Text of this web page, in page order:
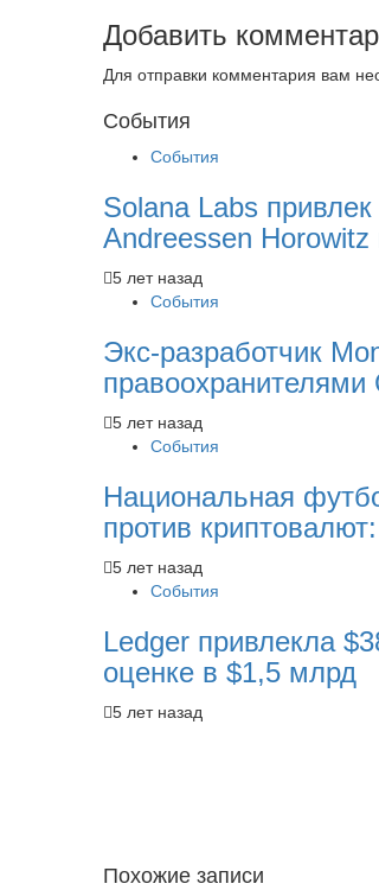
Добавить
Для отправки комментария вам
Cобытия
События
Solana Labs
Andreessen
5 лет назад
События
Экс-разработчик
5 лет назад
События
Национальная
против
5 лет назад
События
Ledger привлекла
оценке в $1,5 млрд
5 лет назад
Похожие записи